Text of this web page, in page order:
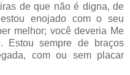
de que não é digna, de
enojado com o seu
melhor; você deveria Me
Estou sempre de braços
com ou sem placar